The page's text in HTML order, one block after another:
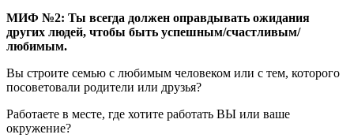
МИФ №2: Ты всегда должен оправдывать ожидания
других людей, чтобы быть успешным/счастливым/
любимым.
Вы строите семью с любимым человеком или с тем, которого
посоветовали родители или друзья?
Работаете в месте, где хотите работать ВЫ или ваше
окружение?